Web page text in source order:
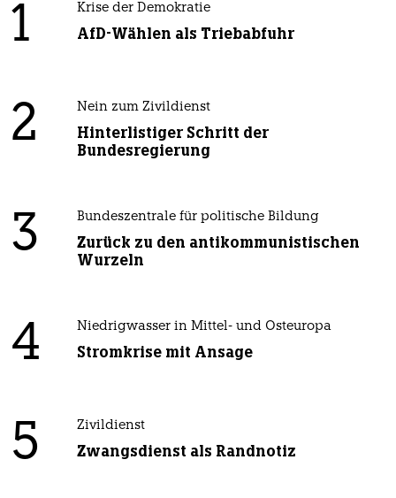
1 Krise der Demokratie
AfD-Wählen als Triebabfuhr
2 Nein zum Zivildienst
Hinterlistiger Schritt der
Bundesregierung
3 Bundeszentrale für politische Bildung
Zurück zu den antikommunistischen
Wurzeln
4 Niedrigwasser in Mittel- und Osteuropa
Stromkrise mit Ansage
5 Zivildienst
Zwangsdienst als Randnotiz